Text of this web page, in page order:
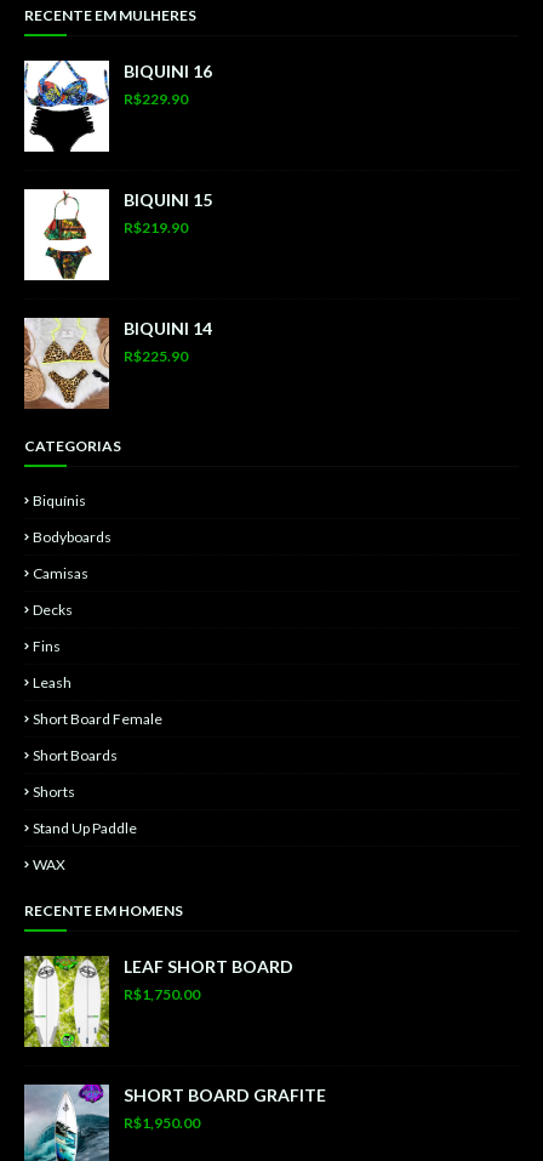
RECENTE EM MULHERES
BIQUINI 16
R$229.90
BIQUINI 15
R$219.90
BIQUINI 14
R$225.90
CATEGORIAS
Biquínis
Bodyboards
Camisas
Decks
Fins
Leash
Short Board Female
Short Boards
Shorts
Stand Up Paddle
WAX
RECENTE EM HOMENS
LEAF SHORT BOARD
R$1,750.00
SHORT BOARD GRAFITE
R$1,950.00